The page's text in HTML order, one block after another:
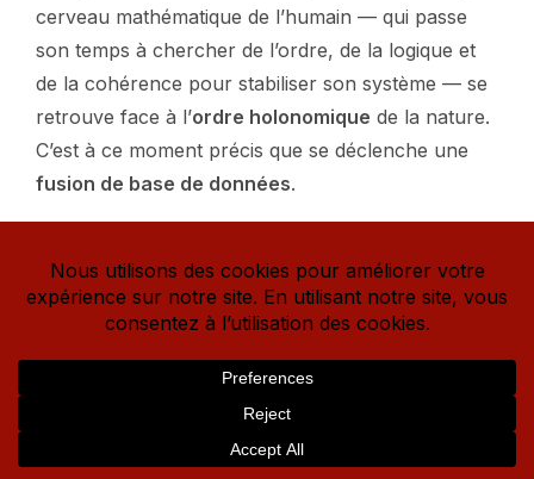
cerveau mathématique de l’humain — qui passe
son temps à chercher de l’ordre, de la logique et
de la cohérence pour stabiliser son système — se
retrouve face à l’ordre holonomique de la nature.
C’est à ce moment précis que se déclenche une
fusion de base de données.
Informationnel
mêmes algorithmes géométriques de croissance
et de répartition d’énergie que la biosphère
(macrocosme). L’immersion dans le vivant agit
Besoin d'aide ?